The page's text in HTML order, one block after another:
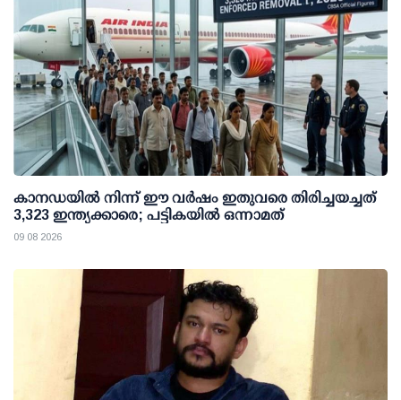
കാനഡയിൽ നിന്ന് ഈ വർഷം ഇതുവരെ തിരിച്ചയച്ചത്
3,323 ഇന്ത്യക്കാരെ; പട്ടികയിൽ ഒന്നാമത്
09 08 2026